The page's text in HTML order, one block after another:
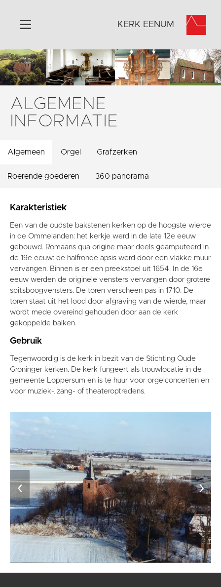
Home
Algemeen
Historie
Omgeving
Activiteiten
Contact
KERK EENUM
ALGEMENE
INFORMATIE
Algemeen Orgel Grafzerken
Roerende goederen 360 panorama
Karakteristiek
Een van de oudste bakstenen kerken op de hoogste wierde
in de Ommelanden: het kerkje werd in de late 12e eeuw
gebouwd. Romaans qua origine maar deels geamputeerd in
de 19e eeuw: de halfronde apsis werd door een vlakke muur
vervangen. Binnen is er een preekstoel uit 1654. In de 16e
eeuw werden de originele vensters vervangen door grotere
spitsboogvensters. De toren verscheen pas in 1710. De
toren staat uit het lood door afgraving van de wierde, maar
wordt mede overeind gehouden door aan de kerk
gekoppelde balken.
Gebruik
Tegenwoordig is de kerk in bezit van de Stichting Oude
Groninger kerken. De kerk fungeert als trouwlocatie in de
gemeente Loppersum en is te huur voor orgelconcerten en
voor muziek-, zang- of theateroptredens.
‹ ›